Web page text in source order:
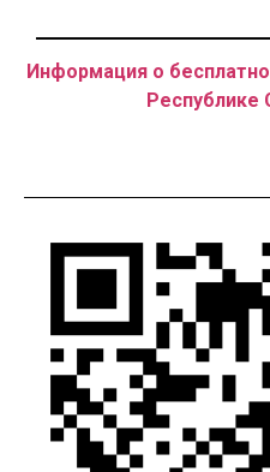
Информация о
Республике